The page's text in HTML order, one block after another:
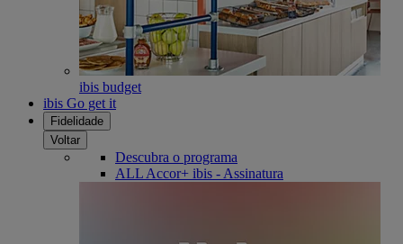
ibis budget
ibis Go get it
Fidelidade
Voltar
Descubra o programa
ALL Accor+ ibis - Assinatura